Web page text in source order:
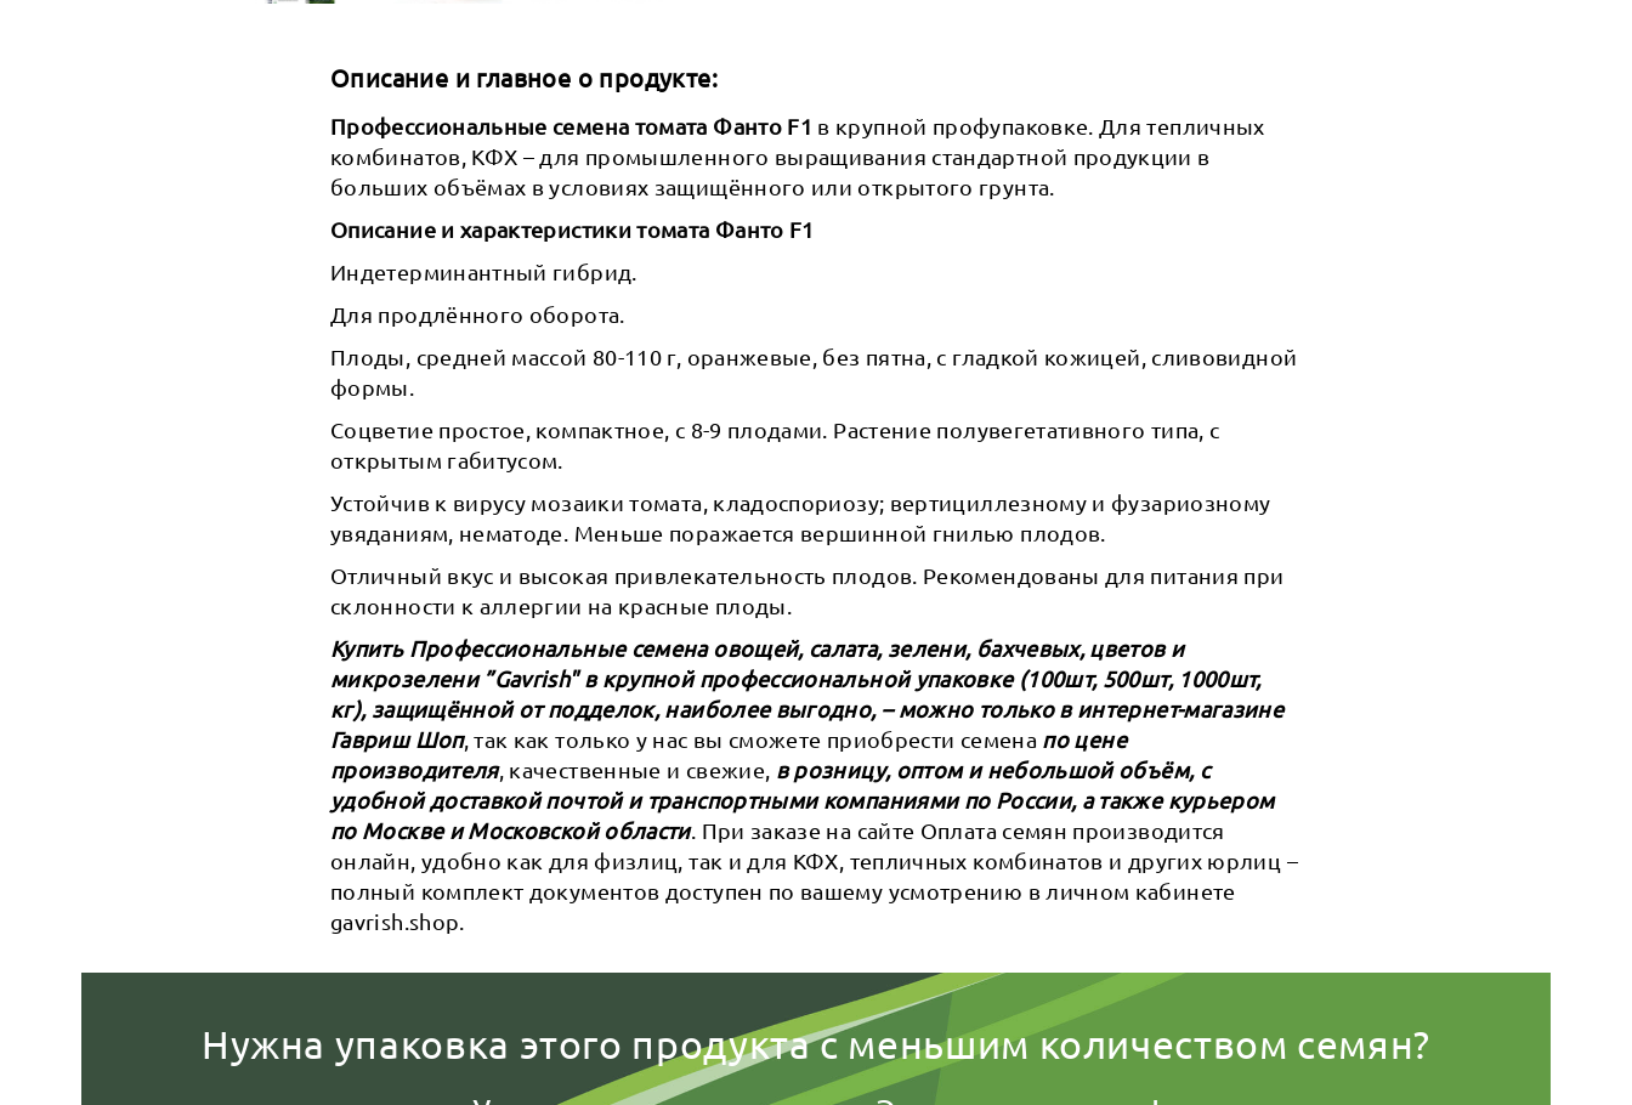
Описание и главное о продукте:
Профессиональные семена томата Фанто F1 в крупной профупаковке. Для тепличных
комбинатов, КФХ – для промышленного выращивания стандартной продукции в
больших объёмах в условиях защищённого или открытого грунта.
Описание и характеристики томата Фанто F1
Индетерминантный гибрид.
Для продлённого оборота.
Плоды, средней массой 80-110 г, оранжевые, без пятна, с гладкой кожицей, сливовидной
формы.
Соцветие простое, компактное, с 8-9 плодами. Растение полувегетативного типа, с
открытым габитусом.
Устойчив к вирусу мозаики томата, кладоспориозу; вертициллезному и фузариозному
увяданиям, нематоде. Меньше поражается вершинной гнилью плодов.
Отличный вкус и высокая привлекательность плодов. Рекомендованы для питания при
склонности к аллергии на красные плоды.
Купить Профессиональные семена овощей, салата, зелени, бахчевых, цветов и
микрозелени ”Gavrish" в крупной профессиональной упаковке (100шт, 500шт, 1000шт,
кг), защищённой от подделок, наиболее выгодно, – можно только в интернет-магазине
Гавриш Шоп, так как только у нас вы сможете приобрести семена по цене
производителя, качественные и свежие, в розницу, оптом и небольшой объём, с
удобной доставкой почтой и транспортными компаниями по России, а также курьером
по Москве и Московской области. При заказе на сайте Оплата семян производится
онлайн, удобно как для физлиц, так и для КФХ, тепличных комбинатов и других юрлиц –
полный комплект документов доступен по вашему усмотрению в личном кабинете
gavrish.shop.
Нужна упаковка этого продукта с меньшим количеством семян?